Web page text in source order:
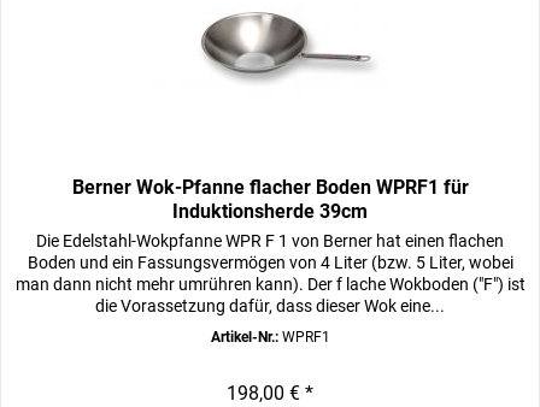
Berner Wok-Pfanne flacher Boden WPRF1 für
Induktionsherde 39cm
Die Edelstahl-Wokpfanne WPR F 1 von Berner hat einen flachen
Boden und ein Fassungsvermögen von 4 Liter (bzw. 5 Liter, wobei
man dann nicht mehr umrühren kann). Der f lache Wokboden ("F") ist
die Vorassetzung dafür, dass dieser Wok eine...
Artikel-Nr.:WPRF1
198,00 € *